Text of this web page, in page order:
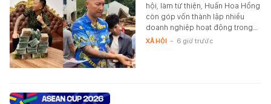
hội, làm từ thiện, Huấn Hoa Hồng
còn góp vốn thành lập nhiều
doanh nghiệp hoạt động trong…
XÃ HỘI - 6 giờ trước